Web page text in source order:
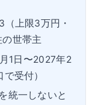
上限3万円・
世帯主
1日〜2027年2
受付）
統一しないと